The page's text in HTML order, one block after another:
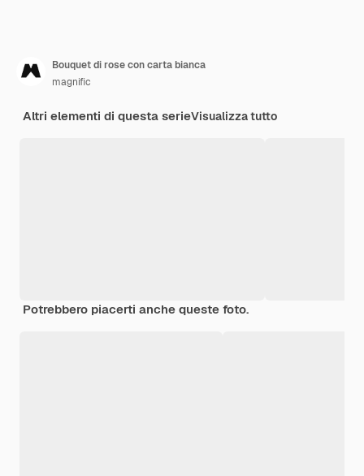
Bouquet di rose con carta bianca
magnific
Altri elementi di questa serieVisualizza tutto
Potrebbero piacerti anche queste foto.